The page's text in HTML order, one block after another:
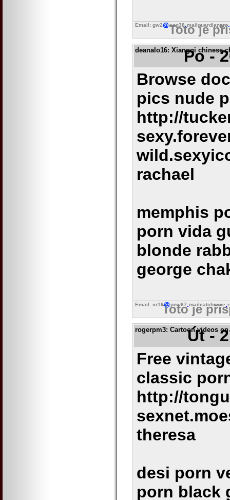
Email: gw2 eog38 mailguardianpro
Toto je
deanalo16: Xiangqi chinese
Po -
Browse
pics nude
http://
rachael
memphis
porn vida
blonde
george
Email: vr16 pnw67 mailcatchzone
Toto je
rogerpm3: Cartoon videos
Út -
Free
classic
http://
theresa
desi porn
porn black